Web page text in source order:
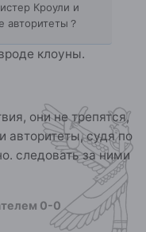
Кроули и
авторитеты？
клоуны.
они не трепятся,
авторитеты, судя по
следовать за ними
0-0